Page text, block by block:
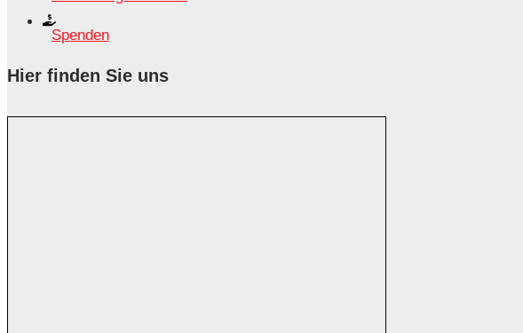
Spenden
Hier finden Sie uns